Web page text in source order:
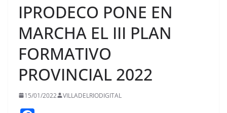
IPRODECO PONE EN
MARCHA EL III PLAN
FORMATIVO
PROVINCIAL 2022
15/01/2022 VILLADELRIODIGITAL